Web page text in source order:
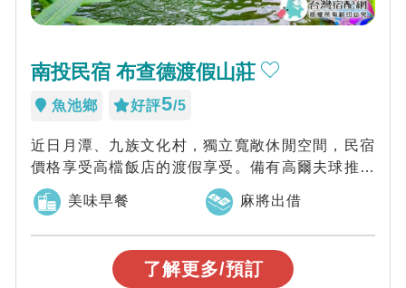
南投民宿 布查德渡假山莊
魚池鄉 好評5/5
近日月潭、九族文化村，獨立寬敞休閒空間，民宿
價格享受高檔飯店的渡假享受。備有高爾夫球推桿
草坪、戲水池、SPA池及視聽會議場地。家族...
美味早餐 麻將出借
了解更多/預訂